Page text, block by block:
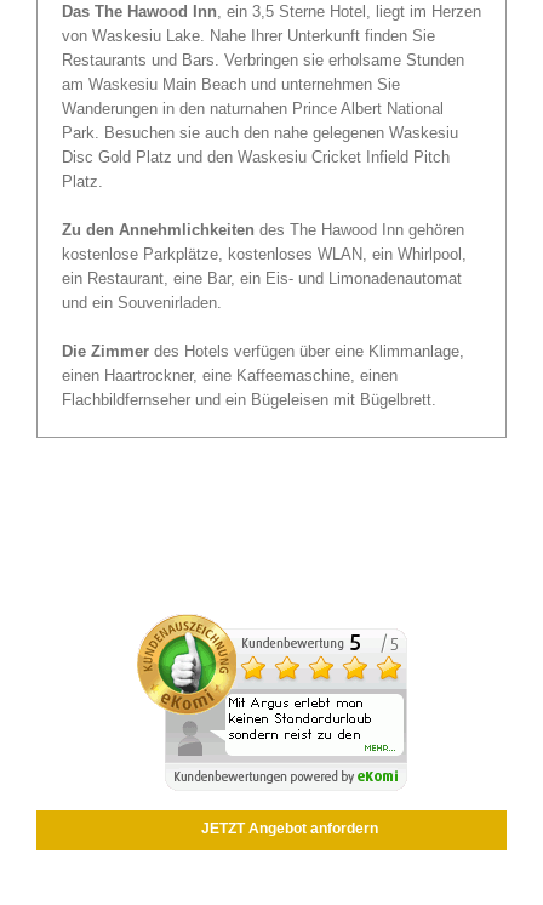
Das The Hawood Inn , ein 3,5 Sterne Hotel, liegt im Herzen
von Waskesiu Lake. Nahe Ihrer Unterkunft finden Sie
Restaurants und Bars. Verbringen sie erholsame Stunden
am Waskesiu Main Beach und unternehmen Sie
Wanderungen in den naturnahen Prince Albert National
Park. Besuchen sie auch den nahe gelegenen Waskesiu
Disc Gold Platz und den Waskesiu Cricket Infield Pitch
Platz.
Zu den Annehmlichkeiten des The Hawood Inn gehören
kostenlose Parkplätze, kostenloses WLAN, ein Whirlpool,
ein Restaurant, eine Bar, ein Eis- und Limonadenautomat
und ein Souvenirladen.
Die Zimmer des Hotels verfügen über eine Klimmanlage,
einen Haartrockner, eine Kaffeemaschine, einen
Flachbildfernseher und ein Bügeleisen mit Bügelbrett.
JETZT Angebot anfordern